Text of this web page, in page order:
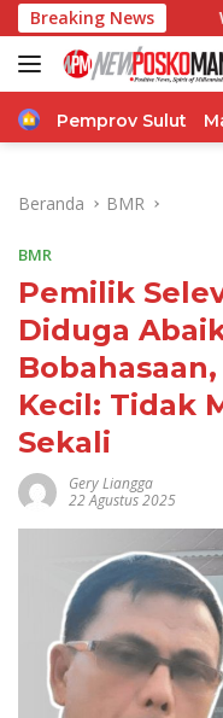
Langsung
ke
konten
Breaking News
Wabup
Home
Pemprov Sulut
Beranda BMR
BMR
Pemilik
Diduga
Kecil: Tidak
Sekali
Gery Liangga
22 Agustus 2025